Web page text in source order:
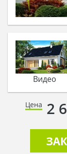
Видео
Цена 2